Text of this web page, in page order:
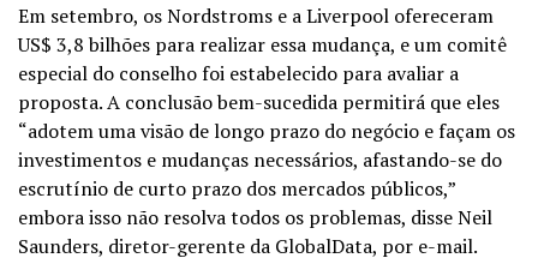
Em setembro, os Nordstroms e a Liverpool ofereceram
US$ 3,8 bilhões para realizar essa mudança, e um comitê
especial do conselho foi estabelecido para avaliar a
proposta. A conclusão bem-sucedida permitirá que eles
“adotem uma visão de longo prazo do negócio e façam os
investimentos e mudanças necessários, afastando-se do
escrutínio de curto prazo dos mercados públicos,”
embora isso não resolva todos os problemas, disse Neil
Saunders, diretor-gerente da GlobalData, por e-mail.